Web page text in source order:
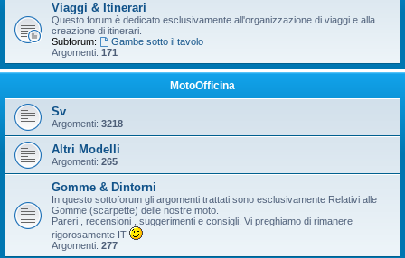
Viaggi & Itinerari
Questo forum è dedicato esclusivamente all'organizzazione di viaggi e alla
creazione di itinerari.
Subforum:
Gambe sotto il tavolo
Argomenti: 171
MotoOfficina
Sv
Argomenti: 3218
Altri Modelli
Argomenti: 265
Gomme & Dintorni
In questo sottoforum gli argomenti trattati sono esclusivamente Relativi alle
Gomme (scarpette) delle nostre moto.
Pareri , recensioni , suggerimenti e consigli. Vi preghiamo di rimanere
rigorosamente IT
Argomenti: 277